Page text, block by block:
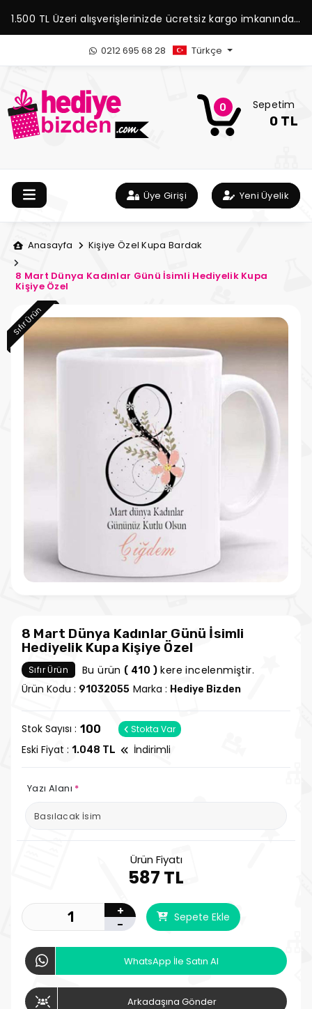
1.500 TL Üzeri alışverişlerinizde ücretsiz kargo imkanından
yararlanabilirsiniz.
0212 695 68 28 Türkçe
0 Sepetim
0 TL
Üye Girişi Yeni Üyelik
Anasayfa Kişiye Özel Kupa Bardak
8 Mart Dünya Kadınlar Günü İsimli Hediyelik Kupa
Kişiye Özel
Sıfır Ürün
8 Mart Dünya Kadınlar Günü İsimli
Hediyelik Kupa Kişiye Özel
Sıfır Ürün Bu ürün ( 410 ) kere incelenmiştir.
Ürün Kodu : 91032055 Marka : Hediye Bizden
Stok Sayısı : 100 Stokta Var
Eski Fiyat : 1.048 TL İndirimli
Yazı Alanı *
Ürün Fiyatı
587 TL
+
-
Sepete Ekle
WhatsApp İle Satın Al
Arkadaşına Gönder